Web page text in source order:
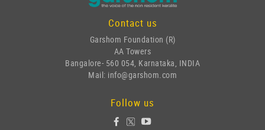
Contact us
Garshom Foundation (R)
AA Towers
Bangalore- 560 054, Karnataka, INDIA
Mail: info@garshom.com
Follow us